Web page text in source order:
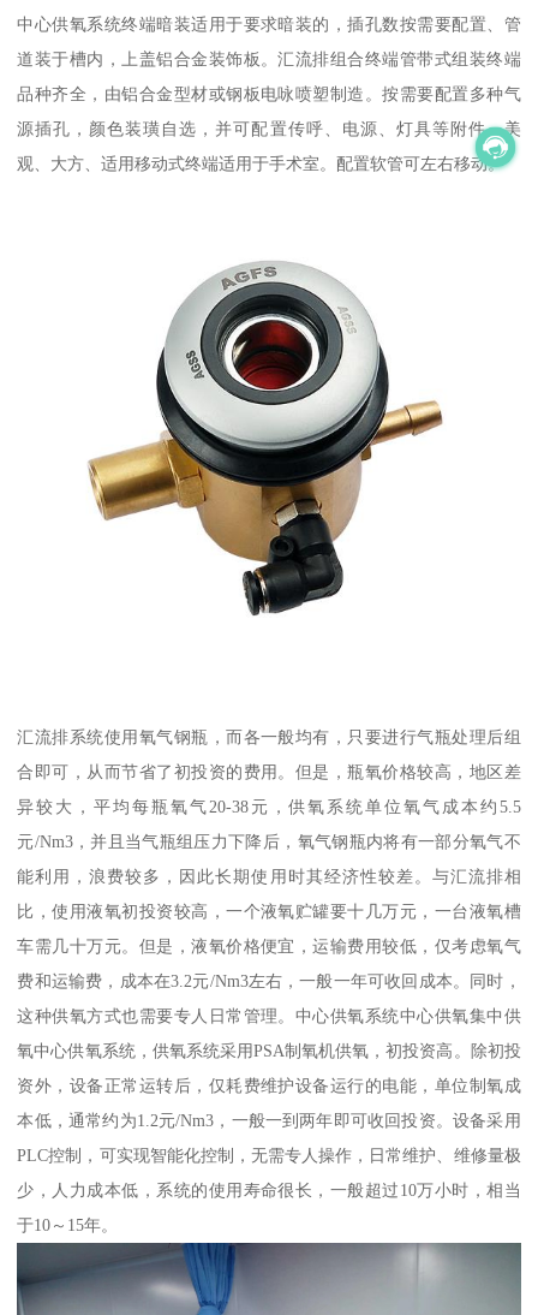
中心供氧系统终端暗装适用于要求暗装的，插孔数按需要配置、管
道装于槽内，上盖铝合金装饰板。汇流排组合终端管带式组装终端
品种齐全，由铝合金型材或钢板电咏喷塑制造。按需要配置多种气
源插孔，颜色装璜自选，并可配置传呼、电源、灯具等附件，美
观、大方、适用移动式终端适用于手术室。配置软管可左右移动。
汇流排系统使用氧气钢瓶，而各一般均有，只要进行气瓶处理后组
合即可，从而节省了初投资的费用。但是，瓶氧价格较高，地区差
异较大，平均每瓶氧气20-38元，供氧系统单位氧气成本约5.5
元/Nm3，并且当气瓶组压力下降后，氧气钢瓶内将有一部分氧气不
能利用，浪费较多，因此长期使用时其经济性较差。与汇流排相
比，使用液氧初投资较高，一个液氧贮罐要十几万元，一台液氧槽
车需几十万元。但是，液氧价格便宜，运输费用较低，仅考虑氧气
费和运输费，成本在3.2元/Nm3左右，一般一年可收回成本。同时，
这种供氧方式也需要专人日常管理。中心供氧系统中心供氧集中供
氧中心供氧系统，供氧系统采用PSA制氧机供氧，初投资高。除初投
资外，设备正常运转后，仅耗费维护设备运行的电能，单位制氧成
本低，通常约为1.2元/Nm3，一般一到两年即可收回投资。设备采用
PLC控制，可实现智能化控制，无需专人操作，日常维护、维修量极
少，人力成本低，系统的使用寿命很长，一般超过10万小时，相当
于10～15年。